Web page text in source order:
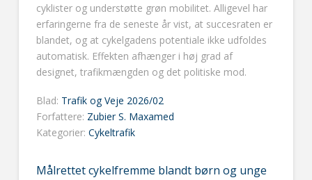
cyklister og understøtte grøn mobilitet. Alligevel har
erfaringerne fra de seneste år vist, at succesraten er
blandet, og at cykelgadens potentiale ikke udfoldes
automatisk. Effekten afhænger i høj grad af
designet, trafikmængden og det politiske mod.
Blad: Trafik og Veje 2026/02
Forfattere: Zubier S. Maxamed
Kategorier: Cykeltrafik
Målrettet cykelfremme blandt børn og unge